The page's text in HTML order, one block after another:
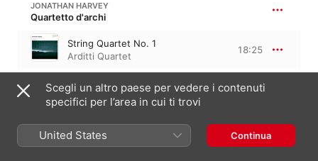
るオーケストラ１公演から、Apple Musicで試聴可能な楽曲を集め
ました。
音響世界ばかりで、世の中にこんなにも面白い曲があったのかと衝
撃を受けるに違いありません。
アルディッティ弦楽四重奏団の演奏は、研ぎ澄まされた精確さと、
大胆で自由な精神に満ち溢れています。
（選曲・構成：林田直樹　音楽ジャーナリスト・評論家）
※「サントリーホール　サマーフェスティバル2024」の詳細は以下
のURLをご参照ください。
https://www.suntory.co.jp/suntoryhall/feature/summer2024/
Discover the Essence of the Arditti Quartet
JONATHAN HARVEY
Quartetto d'archi
String Quartet No. 1
Arditti Quartet
18:25
HELMUT LACHENMANN
Streichquartett Nr. 2, “Reigen seliger Geister”
String Quartet No. 3 ("Grido")
[2001/2]
Arditti Quartet
24:27
Scegli un altro paese per vedere i contenuti
specifici per l’area in cui ti trovi
United States Continua